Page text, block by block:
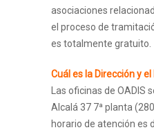
asociaciones
el proceso de
es totalmente gratuito.
Cuál es la Dirección y
Las oficinas de OADIS
Alcalá 37 7ª planta
horario de atención es